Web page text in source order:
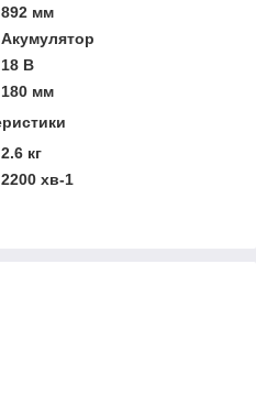
892 мм
Акумулятор
18 В
180 мм
2.6 кг
2200 хв-1